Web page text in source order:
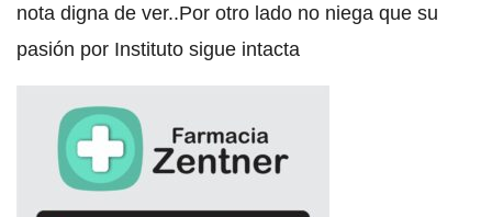
nota digna de ver..Por otro lado no niega que su
pasión por Instituto sigue intacta